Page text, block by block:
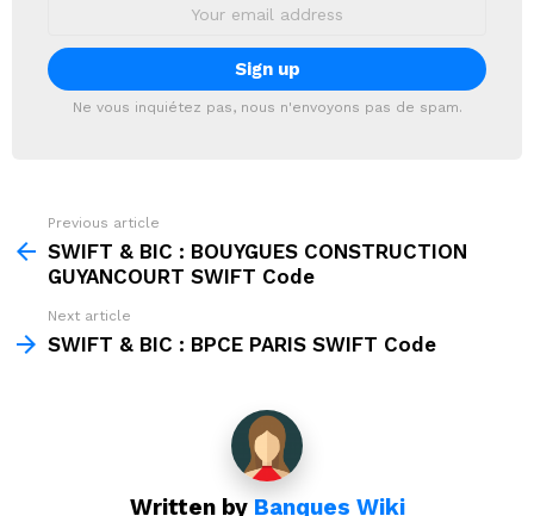
Ne vous inquiétez pas, nous n'envoyons pas de spam.
more
Previous article
SWIFT & BIC : BOUYGUES CONSTRUCTION
GUYANCOURT SWIFT Code
Next article
SWIFT & BIC : BPCE PARIS SWIFT Code
Written by Banques Wiki